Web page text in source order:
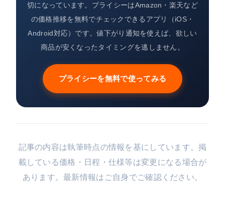
切になっています。プライシーはAmazon・楽天など
の価格推移を無料でチェックできるアプリ（iOS・
Android対応）です。値下がり通知を使えば、欲しい
商品が安くなったタイミングを逃しません。
プライシーを無料で使ってみる
記事の内容は執筆時点の情報を基にしています。掲
載している価格・日程・仕様等は変更になる場合が
あります。最新情報はご自身でご確認ください。